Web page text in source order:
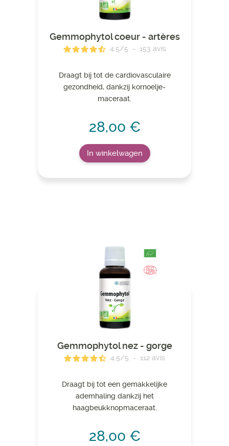
Gemmophytol coeur - artères
4.5/5 - 153 avis
Draagt ​​bij tot de cardiovasculaire
gezondheid, dankzij kornoelje-
maceraat.
28,00 €
In winkelwagen
Gemmophytol nez - gorge
4.5/5 - 112 avis
Draagt ​​bij tot een gemakkelijke
ademhaling dankzij het
haagbeukknopmaceraat.
28,00 €